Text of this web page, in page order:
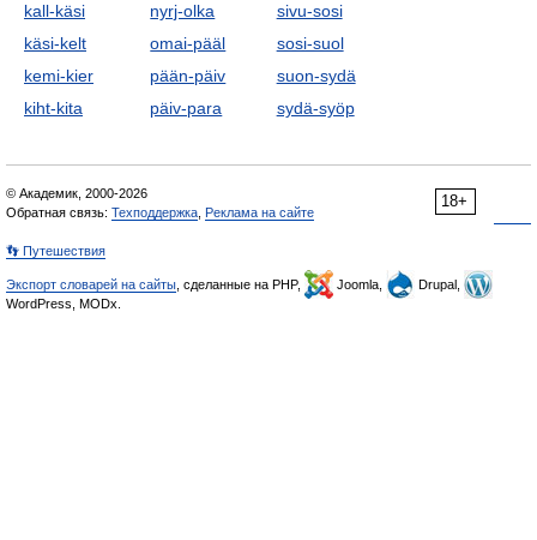
kall-käsi
käsi-kelt
kemi-kier
kiht-kita
nyrj-olka
omai-pääl
pään-päiv
päiv-para
sivu-sosi
sosi-suol
suon-sydä
sydä-syöp
18+
© Академик, 2000-2026
Обратная связь: Техподдержка Реклама на сайте
👣 Путешествия
Экспорт словарей на сайты , сделанные на PHP, Joomla,
Drupal,
WordPress, MODx.